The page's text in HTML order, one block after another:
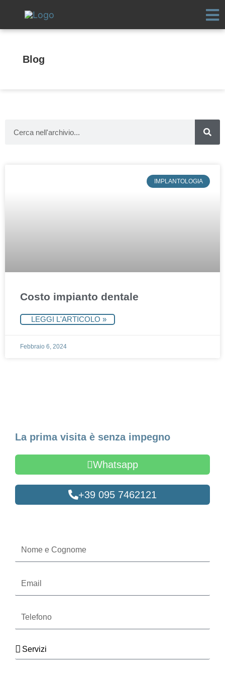
contenuto
Blog
IMPLANTOLOGIA
Costo impianto dentale
LEGGI L'ARTICOLO »
Febbraio 6, 2024
La prima visita è senza impegno
Whatsapp
+39 095 7462121
Cognome
Servizi